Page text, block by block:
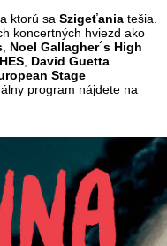
ktorú sa Szigeťania tešia.
koncertných hviezd ako
Noel Gallagher´s High
David Guetta
Stage
program nájdete na